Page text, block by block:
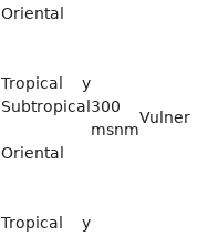
Oriental
Tropical y
Subtropical
Oriental
300
msnm
Tropical y